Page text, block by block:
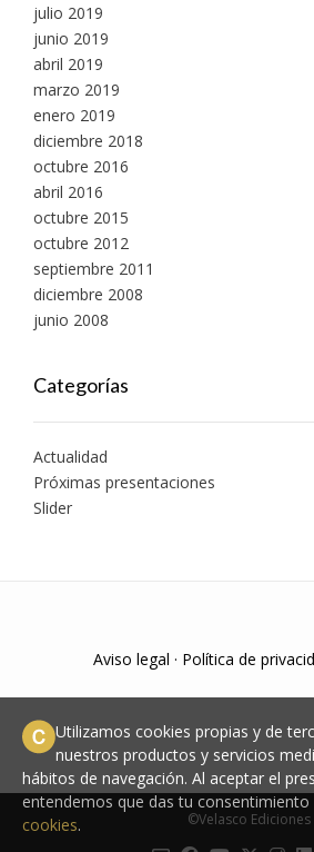
julio 2019
junio 2019
abril 2019
marzo 2019
enero 2019
diciembre 2018
octubre 2016
abril 2016
octubre 2015
octubre 2012
septiembre 2011
diciembre 2008
junio 2008
Categorías
Actualidad
Próximas presentaciones
Slider
Aviso legal · Política de
©Velasco Ediciones
Utilizamos cookies propias y de
nuestros productos y servicios
hábitos de navegación. Al aceptar el
entendemos que das tu consentimiento
cookies.